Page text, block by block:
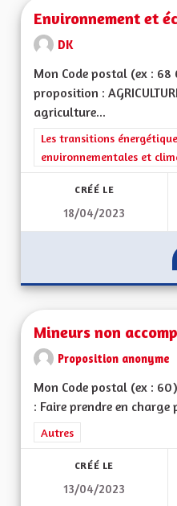
Environnement et
DK
Mon Code postal (ex :
proposition :
agriculture...
Filtrer les résultats de la
Les transitions
environnementales et
CRÉÉ LE
18/04/2023
Mineurs non
Proposition anonyme
Mon Code postal (ex :
: Faire prendre en
Filtrer les résultats de la
Autres
CRÉÉ LE
13/04/2023